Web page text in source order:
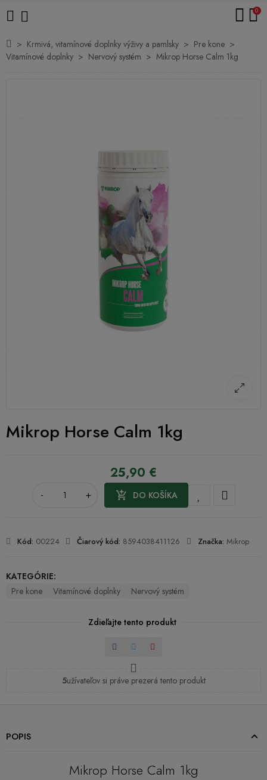
0
Krmivá, vitamínové doplnky výživy a pamlsky
Pre kone
Vitamínové doplnky
Nervový systém Mikrop Horse Calm 1kg
Mikrop Horse Calm 1kg
25,90 €
- +  DO KOŠÍKA
Kód: 00224 Čiarový kód: 8594038411126 Značka: Mikrop
KATEGÓRIE:
Pre kone
Vitamínové doplnky Nervový systém
Zdieľajte tento produkt
5užívateľov si práve prezerá tento produkt
POPIS
Mikrop Horse Calm 1kg